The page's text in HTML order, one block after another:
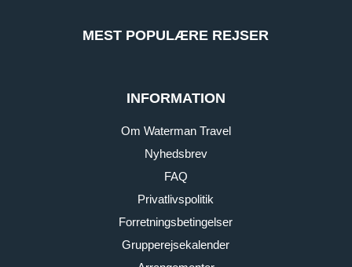
MEST POPULÆRE REJSER
INFORMATION
Om Waterman Travel
Nyhedsbrev
FAQ
Privatlivspolitik
Forretningsbetingelser
Grupperejsekalender